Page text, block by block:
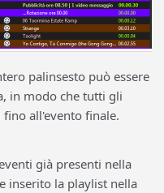
palinsesto può essere
in modo che tutti gli
all'evento finale.
già presenti nella
inserito la playlist nella